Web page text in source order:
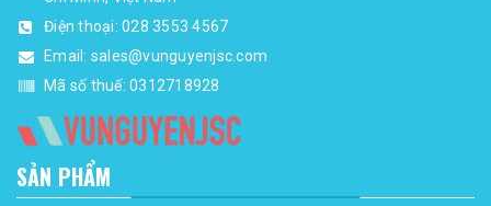
Điện thoại: 028 3553 4567
Email: sales@vunguyenjsc.com
Mã số thuế: 0312718928
SẢN PHẨM